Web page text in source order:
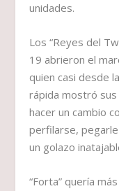
unidades.
Los “Reyes del
19 abrieron el
quien casi desde
rápida mostró
hacer un cambio
perfilarse,
un golazo
“Forta” quería